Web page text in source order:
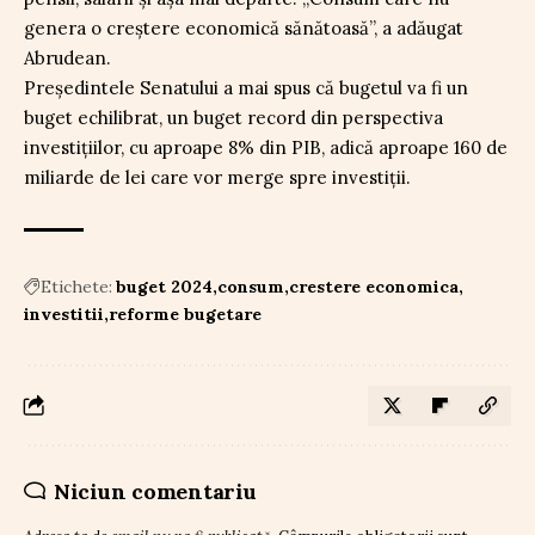
genera o creștere economică sănătoasă”, a adăugat
Abrudean.
Președintele Senatului a mai spus că bugetul va fi un
buget echilibrat, un buget record din perspectiva
investițiilor, cu aproape 8% din PIB, adică aproape 160 de
miliarde de lei care vor merge spre investiții.
Etichete: buget 2024 consum crestere economica
investitii reforme bugetare
Niciun comentariu